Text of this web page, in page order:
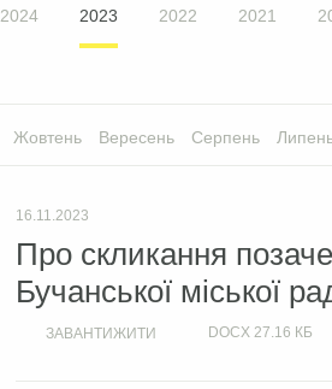
2024 2023 2022 2021
Жовтень Вересень Серпень
16.11.2023
Про скликання
Бучанської міської
ЗАВАНТИЖИТИ DOCX 27.16 КБ